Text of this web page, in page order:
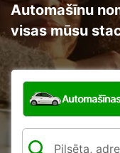
Automašīnu
visas mūsu
Kāda veida
Automašīnas